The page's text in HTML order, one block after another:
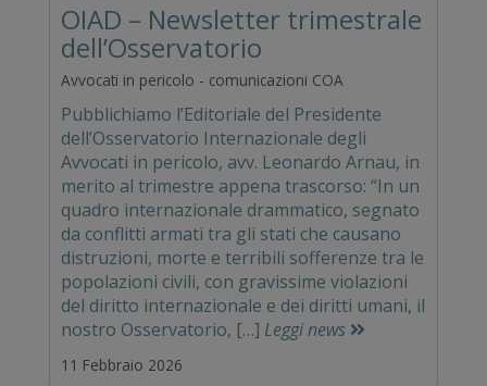
OIAD – Newsletter trimestrale
dell’Osservatorio
Avvocati in pericolo - comunicazioni COA
Pubblichiamo l’Editoriale del Presidente
dell’Osservatorio Internazionale degli
Avvocati in pericolo, avv. Leonardo Arnau, in
merito al trimestre appena trascorso: “In un
quadro internazionale drammatico, segnato
da conflitti armati tra gli stati che causano
distruzioni, morte e terribili sofferenze tra le
popolazioni civili, con gravissime violazioni
del diritto internazionale e dei diritti umani, il
nostro Osservatorio, […] Leggi news
11 Febbraio 2026